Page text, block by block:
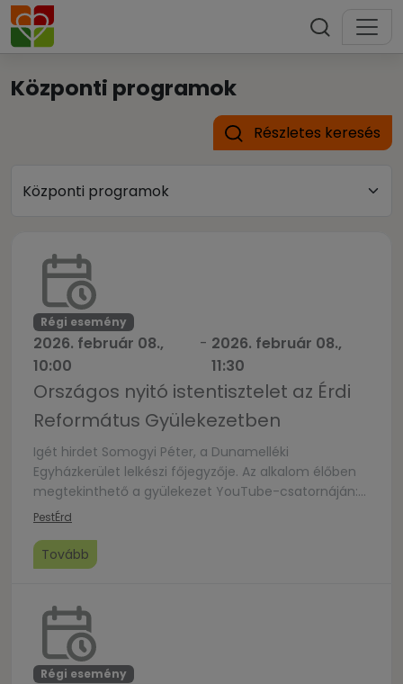
Központi programok
Részletes keresés
Régi esemény
2026. február 08.,
10:00
- 2026. február 08.,
11:30
Országos nyitó istentisztelet az Érdi
Református Gyülekezetben
Igét hirdet Somogyi Péter, a Dunamelléki
Egyházkerület lelkészi főjegyzője. Az alkalom élőben
megtekinthető a gyülekezet YouTube-csatornáján:
https://www.youtube.com/watch?v=oBOvdj-IsV8
PestÉrd
Tovább
Régi esemény